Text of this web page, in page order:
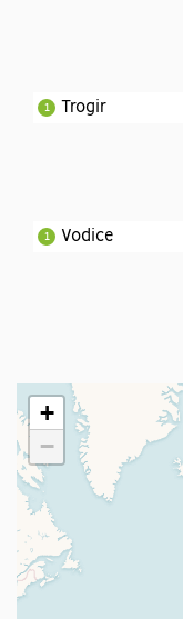
Trogir
1
Vodice
1
+
−